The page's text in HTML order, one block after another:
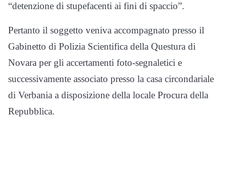
“detenzione di stupefacenti ai fini di spaccio”.
Pertanto il soggetto veniva accompagnato presso il
Gabinetto di Polizia Scientifica della Questura di
Novara per gli accertamenti foto-segnaletici e
successivamente associato presso la casa circondariale
di Verbania a disposizione della locale Procura della
Repubblica.